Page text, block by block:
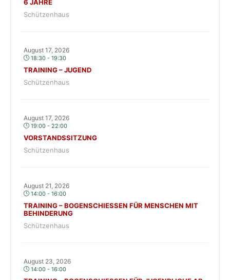
JAHRE
Schützenhaus
August 17, 2026
18:30 - 19:30
TRAINING – JUGEND
Schützenhaus
August 17, 2026
19:00 - 22:00
VORSTANDSSITZUNG
Schützenhaus
August 21, 2026
14:00 - 16:00
TRAINING – BOGENSCHIESSEN FÜR MENSCHEN MIT B
EHINDERUNG
Schützenhaus
August 23, 2026
14:00 - 16:00